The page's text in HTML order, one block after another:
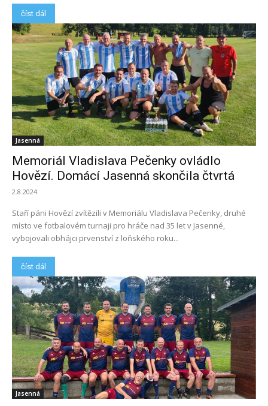
číst dál
Jasenná
Memoriál Vladislava Pečenky ovládlo
Hovězí. Domácí Jasenná skončila čtvrtá
2.8.2024
Staří páni Hovězí zvítězili v Memoriálu Vladislava Pečenky, druhé
místo ve fotbalovém turnaji pro hráče nad 35 let v Jasenné,
vybojovali obhájci prvenství z loňského roku...
číst dál
Jasenná